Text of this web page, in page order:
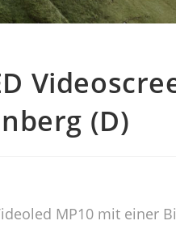
(D)
MP10 mit einer